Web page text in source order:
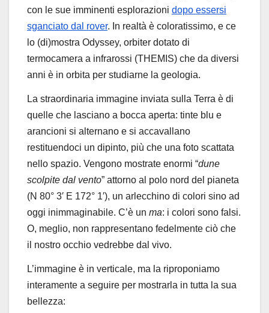
con le sue imminenti esplorazioni dopo essersi
sganciato dal rover. In realtà è coloratissimo, e ce
lo (di)mostra Odyssey, orbiter dotato di
termocamera a infrarossi (THEMIS) che da diversi
anni è in orbita per studiarne la geologia.
La straordinaria immagine inviata sulla Terra è di
quelle che lasciano a bocca aperta: tinte blu e
arancioni si alternano e si accavallano
restituendoci un dipinto, più che una foto scattata
nello spazio. Vengono mostrate enormi “dune
scolpite dal vento” attorno al polo nord del pianeta
(N 80° 3′ E 172° 1′), un arlecchino di colori sino ad
oggi inimmaginabile. C’è un ma: i colori sono falsi.
O, meglio, non rappresentano fedelmente ciò che
il nostro occhio vedrebbe dal vivo.
L’immagine è in verticale, ma la riproponiamo
interamente a seguire per mostrarla in tutta la sua
bellezza: